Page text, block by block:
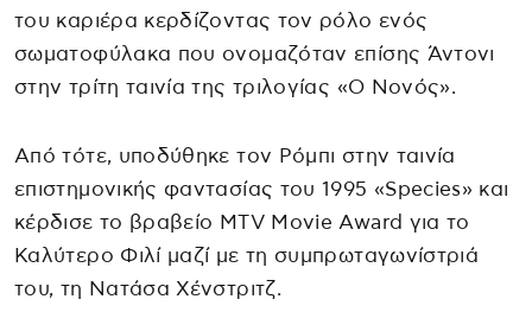
του καριέρα κερδίζοντας τον ρόλο ενός
σωματοφύλακα που ονομαζόταν επίσης Άντονι
στην τρίτη ταινία της τριλογίας «Ο Νονός».
Από τότε, υποδύθηκε τον Ρόμπι στην ταινία
επιστημονικής φαντασίας του 1995 «Species» και
κέρδισε το βραβείο MTV Movie Award για το
Καλύτερο Φιλί μαζί με τη συμπρωταγωνίστριά
του, τη Νατάσα Χένστριτζ.